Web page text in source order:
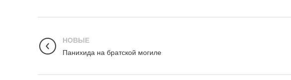
НОВЫЕ
Панихида на братской могиле